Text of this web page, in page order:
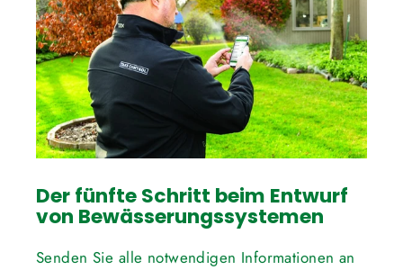
Der fünfte Schritt beim Entwurf
von Bewässerungssystemen
Senden Sie alle notwendigen Informationen an